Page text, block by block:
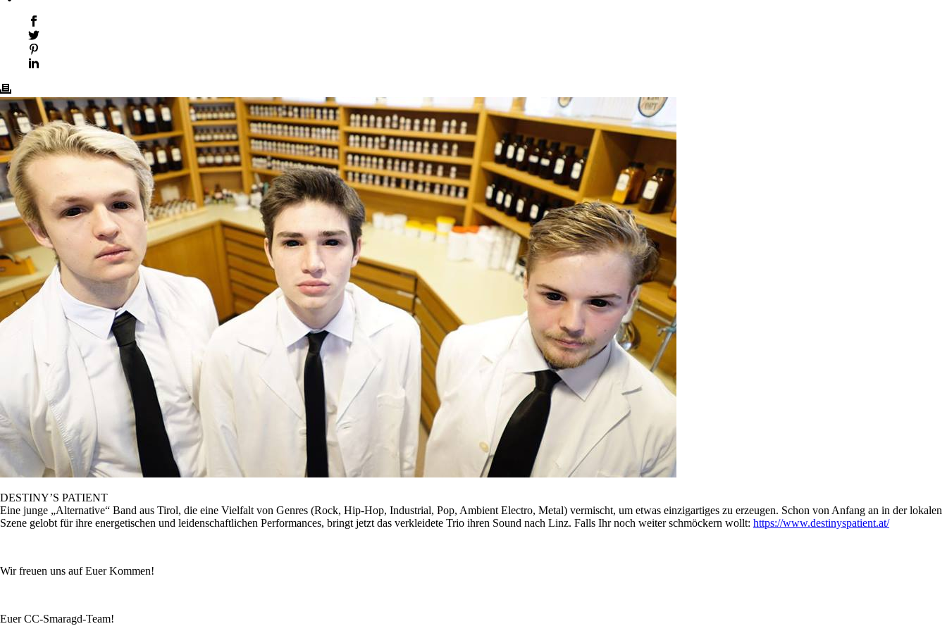
DESTINY’S PATIENT
Eine junge „Alternative“ Band aus Tirol, die eine Vielfalt von Genres (Rock, Hip-Hop, Industrial, Pop, Ambient Electro, Metal) vermischt, um etwas einzigartiges zu erzeugen. Schon von Anfang an in der lokalen
Szene gelobt für ihre energetischen und leidenschaftlichen Performances, bringt jetzt das verkleidete Trio ihren Sound nach Linz. Falls Ihr noch weiter schmöckern wollt: https://www.destinyspatient.at/
Wir freuen uns auf Euer Kommen!
Euer CC-Smaragd-Team!